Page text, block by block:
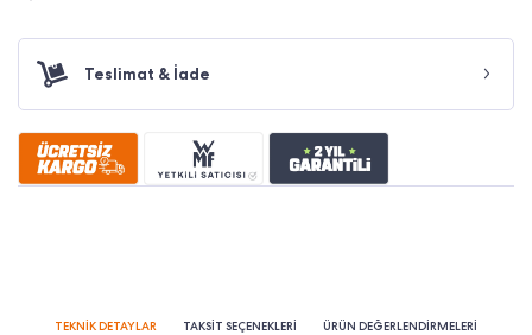
Teslimat & İade
TEKNİK DETAYLAR TAKSİT SEÇENEKLERİ ÜRÜN DEĞERLENDİRMELERİ